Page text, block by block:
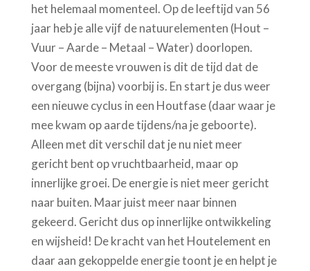
het helemaal momenteel. Op de leeftijd van 56
jaar heb je alle vijf de natuurelementen (Hout –
Vuur – Aarde – Metaal – Water) doorlopen.
Voor de meeste vrouwen is dit de tijd dat de
overgang (bijna) voorbij is. En start je dus weer
een nieuwe cyclus in een Houtfase (daar waar je
mee kwam op aarde tijdens/na je geboorte).
Alleen met dit verschil dat je nu niet meer
gericht bent op vruchtbaarheid, maar op
innerlijke groei. De energie is niet meer gericht
naar buiten. Maar juist meer naar binnen
gekeerd. Gericht dus op innerlijke ontwikkeling
en wijsheid! De kracht van het Houtelement en
daar aan gekoppelde energie toont je en helpt je